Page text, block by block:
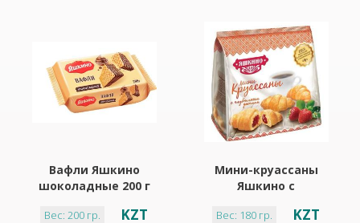
Вафли Яшкино
шоколадные 200 г
Вес: 200 гр. KZT
Мини-круассаны
Яшкино с
кремом 180 гр
Вес: 180 гр. KZT